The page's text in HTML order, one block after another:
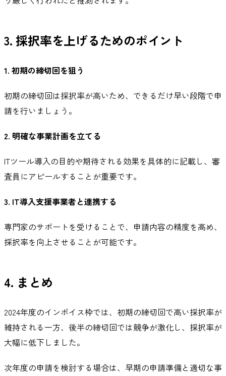
3. 採択率を上げるためのポイント
1. 初期の締切回を狙う
初期の締切回は採択率が高いため、できるだけ早い段階で申
請を行いましょう。
2. 明確な事業計画を立てる
ITツール導入の目的や期待される効果を具体的に記載し、審
査員にアピールすることが重要です。
3. IT導入支援事業者と連携する
専門家のサポートを受けることで、申請内容の精度を高め、
採択率を向上させることが可能です。
4. まとめ
2024年度のインボイス枠では、初期の締切回で高い採択率が
維持される一方、後半の締切回では競争が激化し、採択率が
大幅に低下しました。
次年度の申請を検討する場合は、早期の申請準備と適切な事